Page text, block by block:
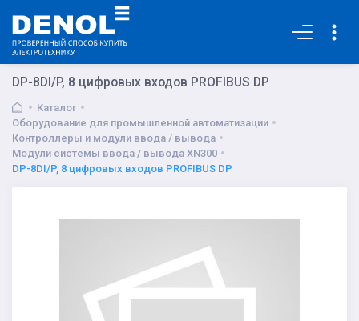
DP-8DI/P, 8 цифровых входов PROFIBUS DP
Каталог
Оборудование для промышленной автоматизации
Контроллеры и модули ввода / вывода
Модули системы ввода / вывода XN300
DP-8DI/P, 8 цифровых входов PROFIBUS DP